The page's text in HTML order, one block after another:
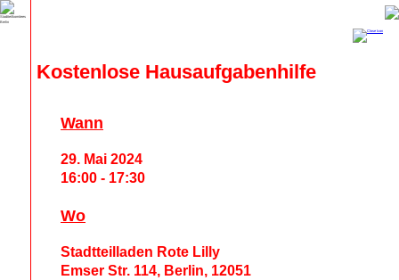
Kostenlose Hausaufgabenhilfe
Wann
29. Mai 2024
16:00 - 17:30
Wo
Stadtteilladen Rote Lilly
Emser Str. 114, Berlin, 12051